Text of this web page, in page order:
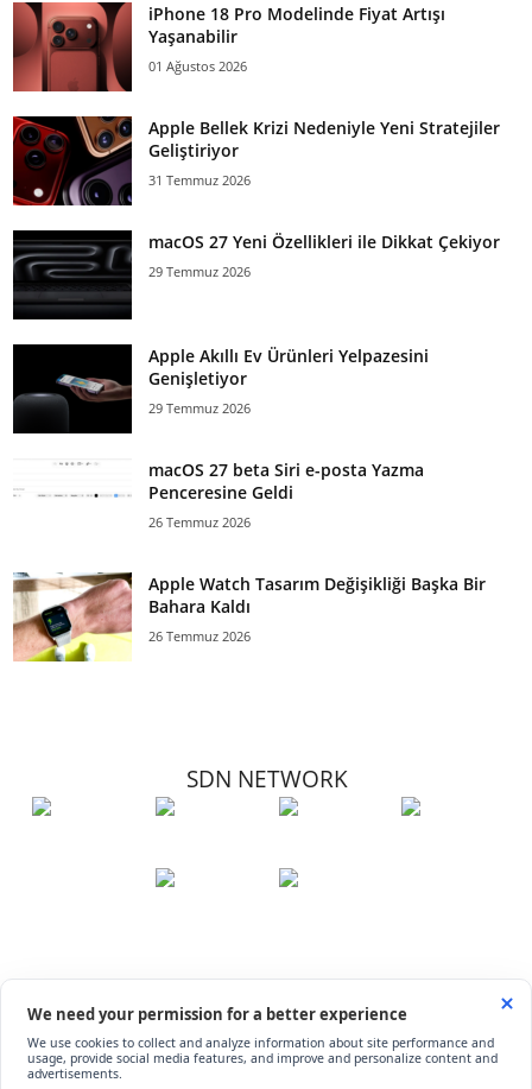
iPhone 18 Pro Modelinde Fiyat Artışı
Yaşanabilir
01 Ağustos 2026
Apple Bellek Krizi Nedeniyle Yeni Stratejiler
Geliştiriyor
31 Temmuz 2026
macOS 27 Yeni Özellikleri ile Dikkat Çekiyor
29 Temmuz 2026
Apple Akıllı Ev Ürünleri Yelpazesini
Genişletiyor
29 Temmuz 2026
macOS 27 beta Siri e-posta Yazma
Penceresine Geldi
26 Temmuz 2026
Apple Watch Tasarım Değişikliği Başka Bir
Bahara Kaldı
26 Temmuz 2026
SDN NETWORK